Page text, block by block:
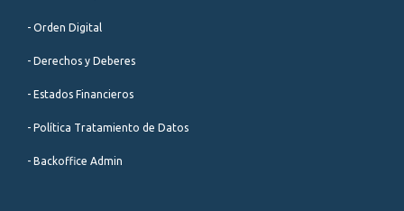
- Orden Digital
- Derechos y Deberes
- Estados Financieros
- Política Tratamiento de Datos
- Backoffice Admin